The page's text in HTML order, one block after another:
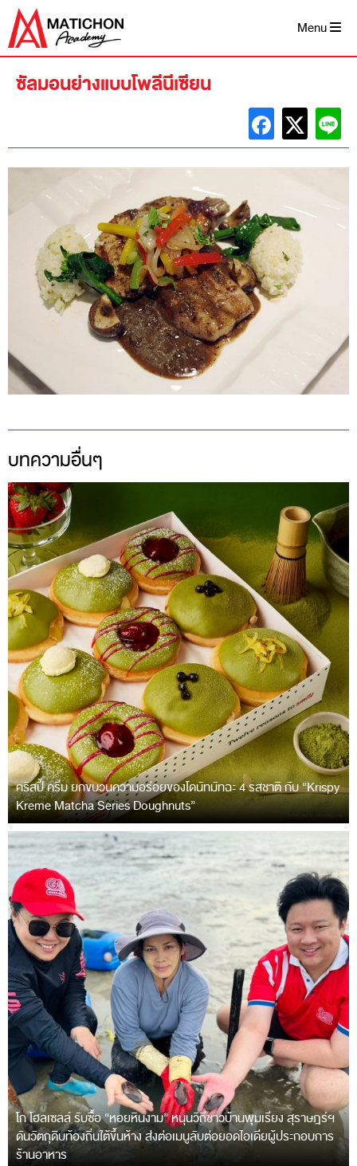
Skip
content
Menu
ซัลมอนย่างแบบโพลีนีเซียน
บทความอื่นๆ
คริสปี้ ครีม ยกขบวนความอร่อยของโดนัทมัทฉะ 4 รสชาติ กับ “Krispy
Kreme Matcha Series Doughnuts”
โก โฮลเซลล์ รับซื้อ “หอยหินงาม” หนุนวิถีชาวบ้านพุมเรียง สุราษฎร์ฯ
ดันวัตถุดิบท้องถิ่นใต้ขึ้นห้าง ส่งต่อเมนูลับต่อยอดไอเดียผู้ประกอบการ
ร้านอาหาร